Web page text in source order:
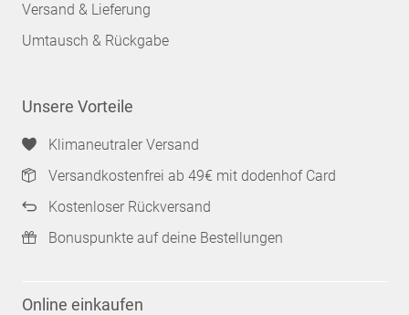
Versand & Lieferung
Umtausch & Rückgabe
Unsere Vorteile
Klimaneutraler Versand
Versandkostenfrei ab 49€ mit dodenhof Card
Kostenloser Rückversand
Bonuspunkte auf deine Bestellungen
Online einkaufen